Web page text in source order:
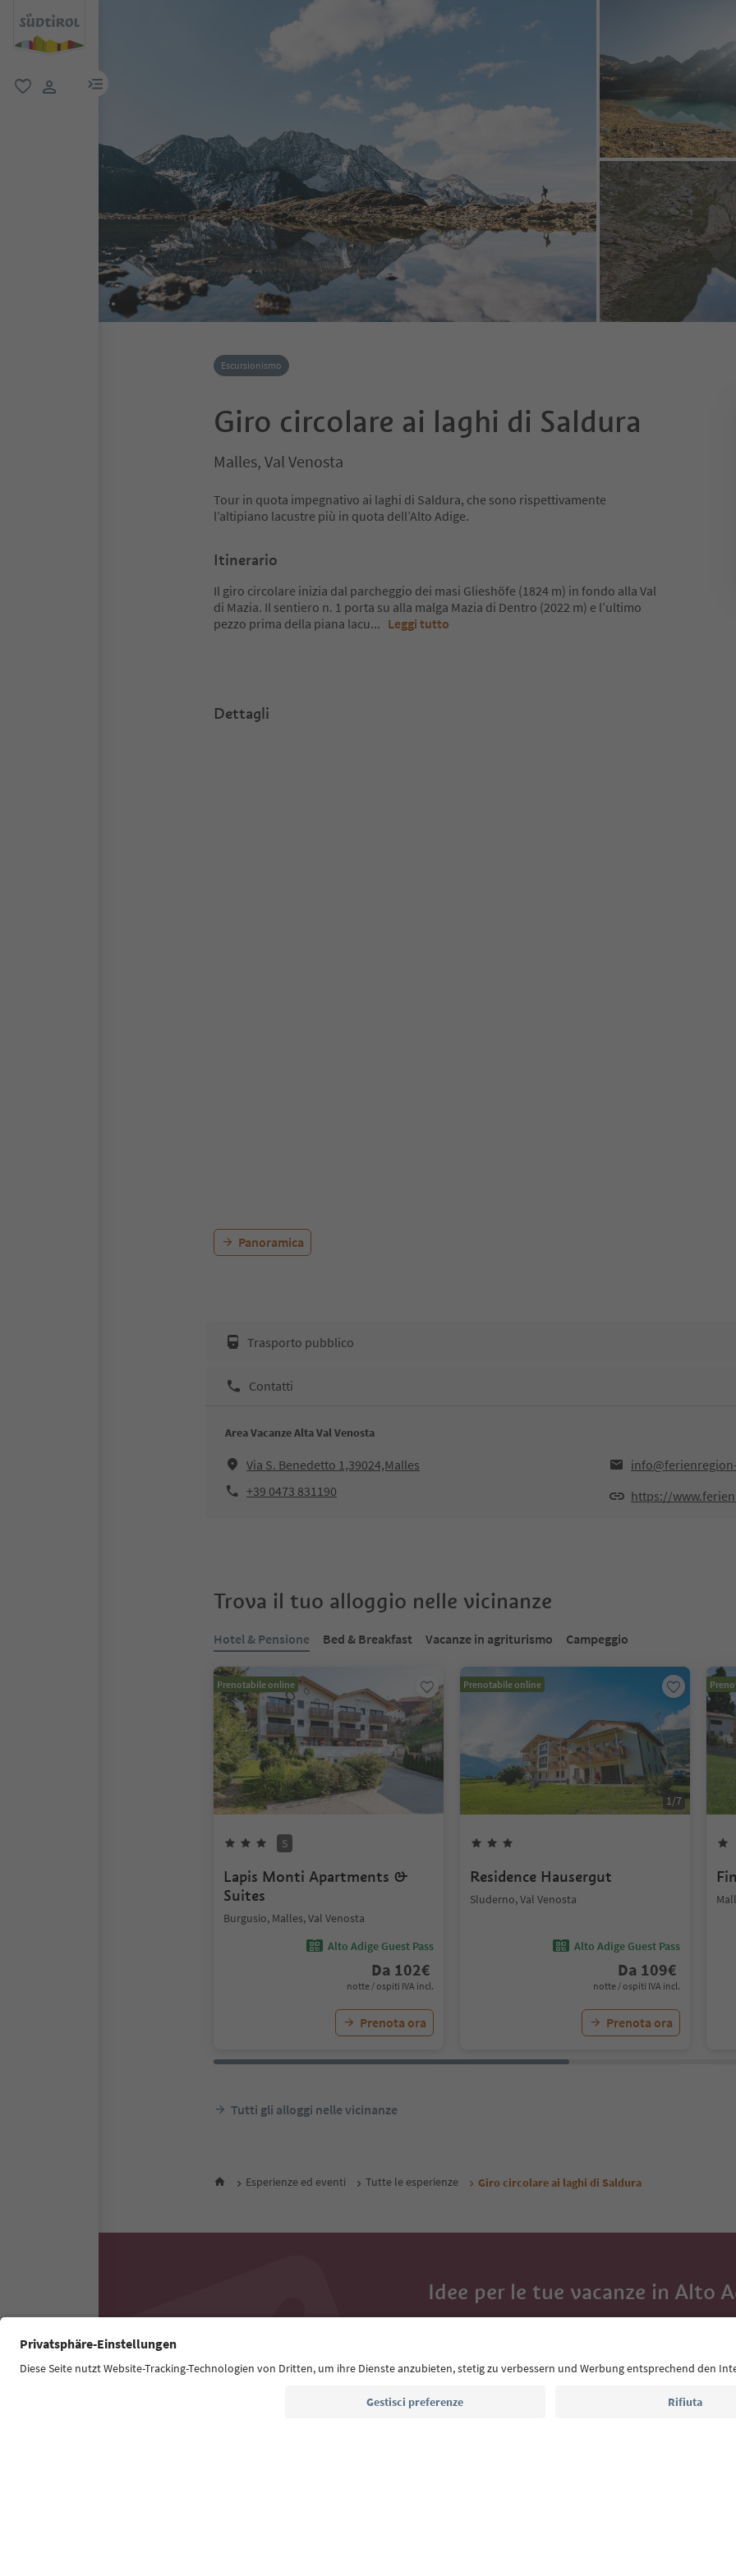
menu link
Escursionismo
Giro circolare ai laghi di Saldura
Malles, Val Venosta
Tour in quota impegnativo ai laghi di Saldura, che sono rispettivamente
l’altipiano lacustre più in quota dell’Alto Adige.
Itinerario
Il giro circolare inizia dal parcheggio dei masi Glieshöfe (1824 m) in fondo alla Val
di Mazia. Il sentiero n. 1 porta su alla malga Mazia di Dentro (2022 m) e l’ultimo
pezzo prima della piana lacu... Leggi tutto
Dettagli
Panoramica
Trasporto pubblico
Contatti
Area Vacanze Alta Val Venosta
Via S. Benedetto 1,39024,Malles
+39 0473 831190
https://
Trova il tuo alloggio nelle vicinanze
Hotel & Pensione Bed & Breakfast Vacanze in agriturismo Campeggio
Prenotabile online
S
Lapis Monti Apartments &
Suites
Burgusio, Malles, Val Venosta
Alto Adige Guest Pass
Da 102€
notte / ospiti IVA incl.
Prenota ora
Prenotabile online
1/7
Residence Hausergut
Sluderno, Val Venosta
Alto Adige Guest Pass
Da 109€
notte / ospiti IVA incl.
Prenota ora
Tutti gli alloggi nelle vicinanze
Esperienze ed eventi Tutte le esperienze Giro circolare ai laghi di Saldura
Idee per le tue vacanze in Alto
Indirizzo e-mail*